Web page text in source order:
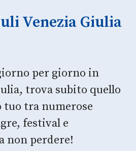
Venezia Giulia
per giorno in
trova subito quello
tuo tra numerose
festival e
non perdere!